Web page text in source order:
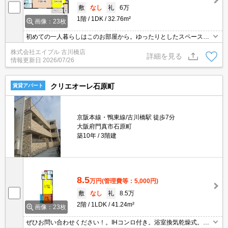
画像：23枚
敷
なし 礼
6万
1階
1DK 32.76m²
初めての一人暮らしはこのお部屋から。ゆったりとしたスペースで
一人暮しを。クローゼットが大きく、たっぷり収納がうれしいね。
買い物便利な立地ですよ～!!。スーパー万代へ196m。ぜひお問合せ
ください。
株式会社エイブル 古川橋店
情報更新日 2026/07/26
詳細を見る
賃貸アパート クリエオーレ石原町
京阪本線・鴨東線/古川橋駅 徒歩7分
大阪府門真市石原町
築10年
3階建
画像：23枚
8.5万円(管理費等：5,000円)
敷
なし 礼
8.5万
2階
1LDK 41.24m²
ぜひお問い合わせください！。IHコンロ付き。浴室換気乾燥式。洗